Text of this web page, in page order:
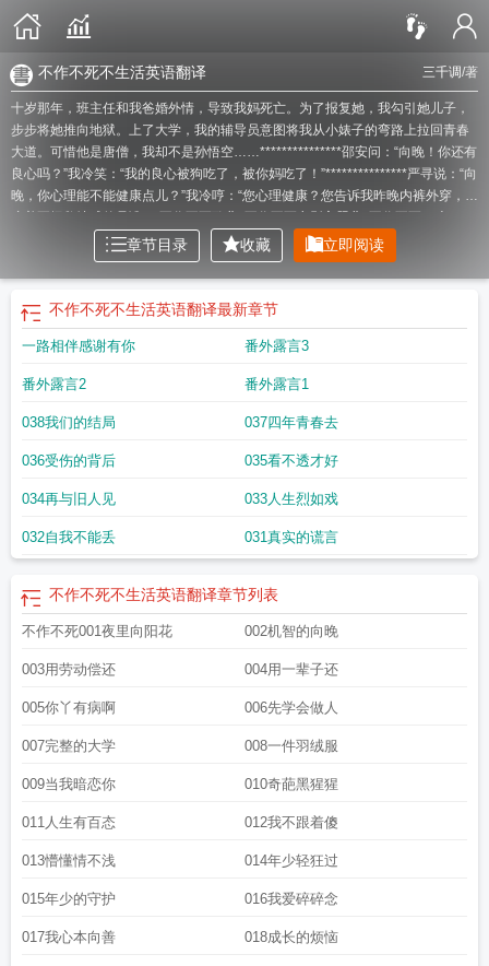
三千调/著
不作不死不生活英语翻译
十岁那年，班主任和我爸婚外情，导致我妈死亡。为了报复她，我勾引她儿子，
步步将她推向地狱。上了大学，我的辅导员意图将我从小婊子的弯路上拉回青春
大道。可惜他是唐僧，我却不是孙悟空……***************邵安问：“向晚！你还有
良心吗？”我冷笑：“我的良心被狗吃了，被你妈吃了！”***************严寻说：“向
晚，你心理能不能健康点儿？”我冷哼：“您心理健康？您告诉我昨晚内裤外穿，嚷
不作不死12谢虎不作不死12谢龙的弟弟要报仇不作不死正确英文翻译
不作不死是什么意思 不作不死的古文不死读音不作不死今还在是什
么生肖不作不死大结局不作不死13大结局不作不死不青春免费阅读不作不死
表情包不作不死孤海扁舟不作不死的英文no作no die
死英语咋说不作不死6赵三不作不死电影什么时候上映不作不死你为何尝不作
不死的近义词电影不作不死 不作不死翻译不作不死是什么生肖?
作不死的读音
不作不死的英文翻译 不作不死指什么生肖
顽石 pdf不作不死你算什么鬼 不作不死出自哪里不作不死网络用语
么意思不作不死的图片 不作不死英语最佳翻译
风中独舞不作不死你为何尝的英文 不作不死近义词不作不死1
不死电影解说不作不死就不会死 不作不死电影完整版不作不死不错
作不死12赵三不作不死顽石在线阅读不作不死短剧
不死的诗句不作不死拼音不作不死9赵三不作不死打一个生肖不作不死的英文
简写不作不死的朋友圈不作不死11老尹被赵三抓住了把柄
句不作不死下一句是什么 自作孽不可活不作不死图片
什么生肖不作不死读音 不作不死no zuo no die图片 不作不死5加代
作不死今还在的意思
不作不死图不作不死顽石电子书
一生肖不作不死免费阅读 不作不死的表情包不作不死英文是什么
作不死by孤海扁舟海棠
不作不死的表情图片
肖 关于不作不死的说说 不作不死一作就死是什么意思
意思不作不死12金三角 不作不死电视剧不作不死的动漫图片
死的唯美图片作死不作不死 不作不死10不作不死英文地道翻译
章节目录 收藏 立即阅读
不作不死不生活英语翻译最新章节
一路相伴感谢有你 番外露言3
番外露言2 番外露言1
038我们的结局 037四年青春去
036受伤的背后 035看不透才好
034再与旧人见 033人生烈如戏
032自我不能丢 031真实的谎言
不作不死不生活英语翻译章节列表
不作不死001夜里向阳花 002机智的向晚
003用劳动偿还 004用一辈子还
005你丫有病啊 006先学会做人
007完整的大学 008一件羽绒服
009当我暗恋你 010奇葩黑猩猩
011人生有百态 012我不跟着傻
013懵懂情不浅 014年少轻狂过
015年少的守护 016我爱碎碎念
017我心本向善 018成长的烦恼